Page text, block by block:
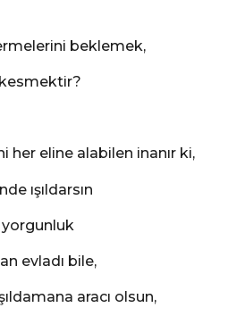
beklemek,
her eline alabilen inanır ki,
ışıldarsın
yorgunluk
evladı bile,
aracı olsun,